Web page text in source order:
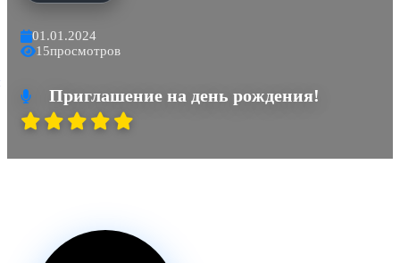
01.01.2024
15просмотров
Приглашение на день рождения!